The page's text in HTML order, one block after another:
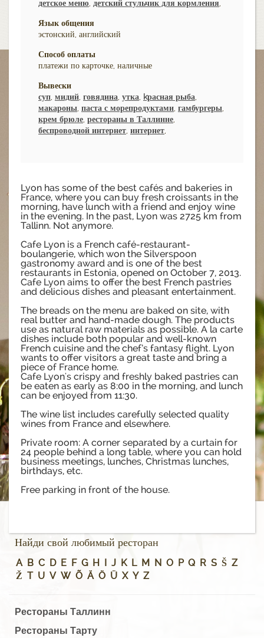
детское меню, детский стульчик для кормления,
Язык общения
эстонский, английский
Способ оплаты
платежи по карточке, наличные
Вывески
суп, мидий, говядина, утка, kрасная рыба,
макароны, паста с морепродуктами, гамбургеры,
крем брюле, рестораны в Таллинне,
беспроводной интернет, интернет,
Lyon has some of the best cafés and bakeries in
France, where you can buy fresh croissants in the
morning, have lunch with a friend and enjoy wine
in the evening. In the past, Lyon was 2725 km from
Tallinn. Not anymore.
Cafe Lyon is a French café-restaurant-
boulangerie, which won the Silverspoon
gastronomy award and is one of the best
restaurants in Estonia, opened on October 7, 2013.
Cafe Lyon aims to offer the best French pastries
and delicious dishes and pleasant entertainment.
The breads on the menu are baked on site, with
real butter and hand-made dough. The products
use as natural raw materials as possible. A la carte
dishes include both popular and well-known
French cuisine and the chef’s fantasy flight. Lyon
wants to offer visitors a great taste and bring a
piece of France home.
Cafe Lyon's crispy and freshly baked pastries can
be eaten as early as 8:00 in the morning, and lunch
can be enjoyed from 11:30.
The wine list includes carefully selected quality
wines from France and elsewhere.
Private room: A corner separated by a curtain for
24 people behind a long table, where you can hold
business meetings, lunches, Christmas lunches,
birthdays, etc.
Free parking in front of the house.
Найди свой любимый ресторан
A B C D E F G H J K L M N O P Q R S Š Z
Ž T U V W Õ Ä Ö Ü X Y Z
Рестораны Таллинн
Рестораны Тарту